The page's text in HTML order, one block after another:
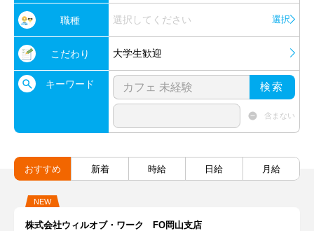
職種 選択してください 選択
こだわり 大学生歓迎
キーワード 検索
含まない
おすすめ 新着 時給 日給 月給
NEW
株式会社ウィルオブ・ワーク FO岡山支店